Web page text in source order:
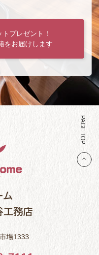
プレゼント！
をお届けします
PAGE TOP
ム
工務店
場1333